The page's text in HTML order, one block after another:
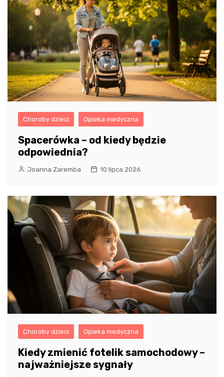
Choroby dzieci Opieka medyczna
Spacerówka – od kiedy będzie
odpowiednia?
Joanna Zaremba 10 lipca 2026
Choroby dzieci Opieka medyczna
Kiedy zmienić fotelik samochodowy –
najważniejsze sygnały